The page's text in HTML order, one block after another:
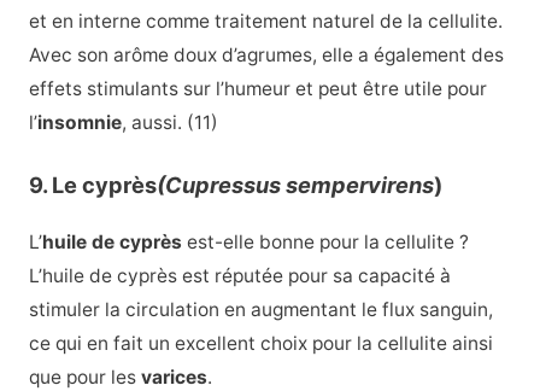
et en interne comme traitement naturel de la cellulite.
Avec son arôme doux d’agrumes, elle a également des
effets stimulants sur l’humeur et peut être utile pour
l’insomnie, aussi. (11)
9. Le cyprès(Cupressus sempervirens)
L’huile de cyprès est-elle bonne pour la cellulite ?
L’huile de cyprès est réputée pour sa capacité à
stimuler la circulation en augmentant le flux sanguin,
ce qui en fait un excellent choix pour la cellulite ainsi
que pour les varices.